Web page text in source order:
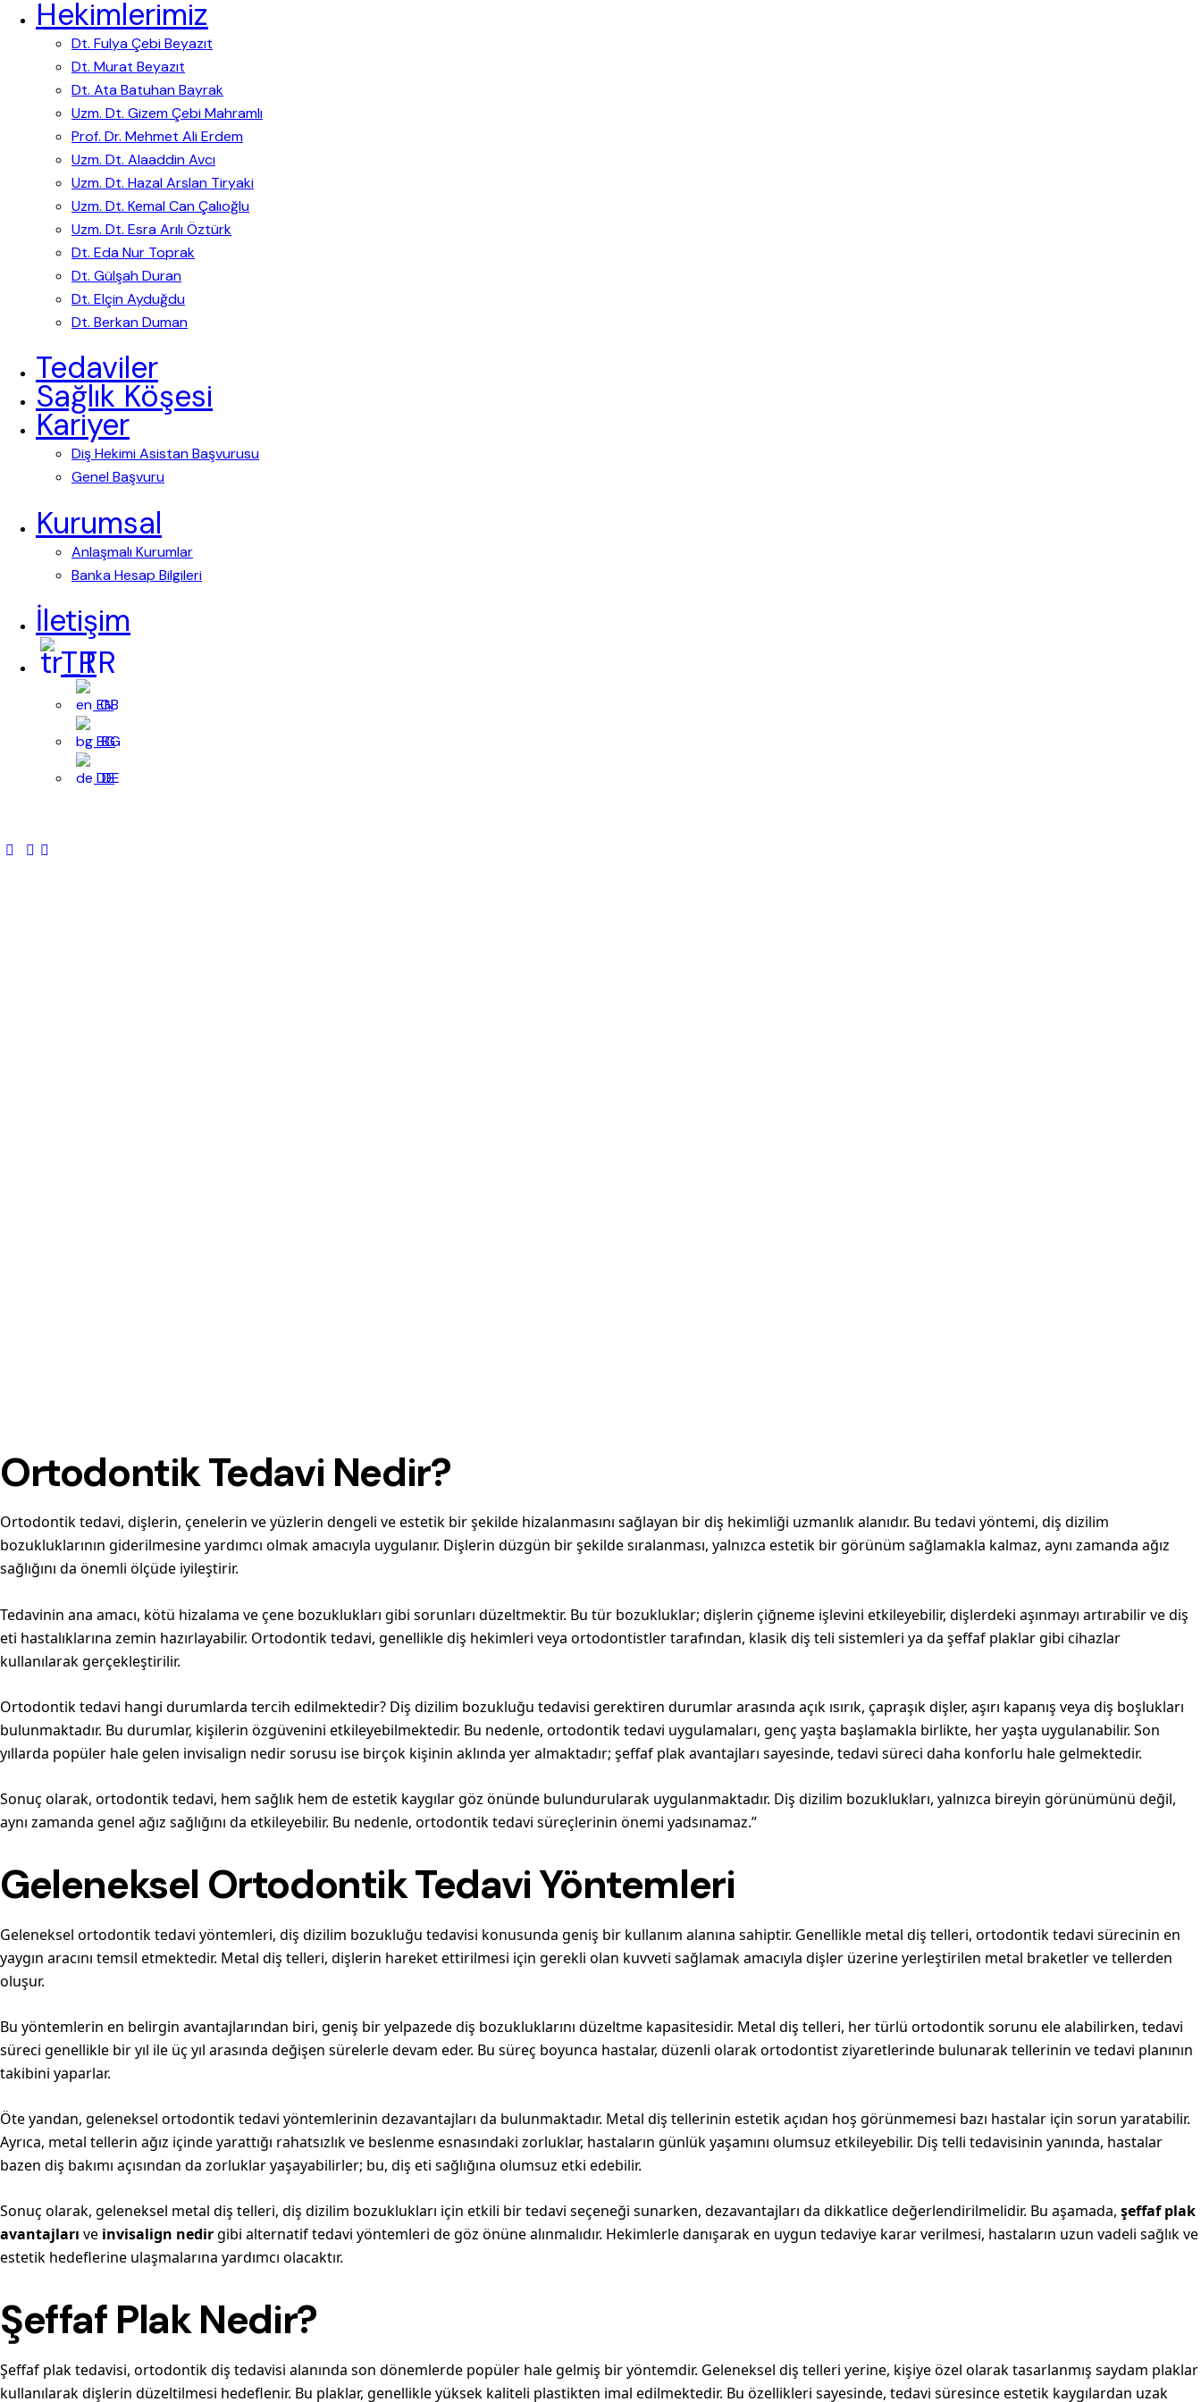
Hekimlerimiz
Dt. Fulya Çebi Beyazıt
Dt. Murat Beyazıt
Dt. Ata Batuhan Bayrak
Uzm. Dt. Gizem Çebi Mahramlı
Prof. Dr. Mehmet Ali Erdem
Uzm. Dt. Alaaddin Avcı
Uzm. Dt. Hazal Arslan Tiryaki
Uzm. Dt. Kemal Can Çalıoğlu
Uzm. Dt. Esra Arılı Öztürk
Dt. Eda Nur Toprak
Dt. Gülşah Duran
Dt. Elçin Ayduğdu
Dt. Berkan Duman
Tedaviler
Sağlık Köşesi
Kariyer
Diş Hekimi Asistan Başvurusu
Genel Başvuru
Kurumsal
Anlaşmalı Kurumlar
Banka Hesap Bilgileri
İletişim
TR
EN
BG
DE
Ortodontik Tedavi Nedir?
Ortodontik tedavi, dişlerin, çenelerin ve yüzlerin dengeli ve estetik bir şekilde hizalanmasını sağlayan bir diş hekimliği uzmanlık alanıdır. Bu tedavi yöntemi, diş dizilim
bozukluklarının giderilmesine yardımcı olmak amacıyla uygulanır. Dişlerin düzgün bir şekilde sıralanması, yalnızca estetik bir görünüm sağlamakla kalmaz, aynı zamanda ağız
sağlığını da önemli ölçüde iyileştirir.
Tedavinin ana amacı, kötü hizalama ve çene bozuklukları gibi sorunları düzeltmektir. Bu tür bozukluklar; dişlerin çiğneme işlevini etkileyebilir, dişlerdeki aşınmayı artırabilir ve diş
eti hastalıklarına zemin hazırlayabilir. Ortodontik tedavi, genellikle diş hekimleri veya ortodontistler tarafından, klasik diş teli sistemleri ya da şeffaf plaklar gibi cihazlar
kullanılarak gerçekleştirilir.
Ortodontik tedavi hangi durumlarda tercih edilmektedir? Diş dizilim bozukluğu tedavisi gerektiren durumlar arasında açık ısırık, çapraşık dişler, aşırı kapanış veya diş boşlukları
bulunmaktadır. Bu durumlar, kişilerin özgüvenini etkileyebilmektedir. Bu nedenle, ortodontik tedavi uygulamaları, genç yaşta başlamakla birlikte, her yaşta uygulanabilir. Son
yıllarda popüler hale gelen invisalign nedir sorusu ise birçok kişinin aklında yer almaktadır; şeffaf plak avantajları sayesinde, tedavi süreci daha konforlu hale gelmektedir.
Sonuç olarak, ortodontik tedavi, hem sağlık hem de estetik kaygılar göz önünde bulundurularak uygulanmaktadır. Diş dizilim bozuklukları, yalnızca bireyin görünümünü değil,
aynı zamanda genel ağız sağlığını da etkileyebilir. Bu nedenle, ortodontik tedavi süreçlerinin önemi yadsınamaz.”
Geleneksel Ortodontik Tedavi Yöntemleri
Geleneksel ortodontik tedavi yöntemleri, diş dizilim bozukluğu tedavisi konusunda geniş bir kullanım alanına sahiptir. Genellikle metal diş telleri, ortodontik tedavi sürecinin en
yaygın aracını temsil etmektedir. Metal diş telleri, dişlerin hareket ettirilmesi için gerekli olan kuvveti sağlamak amacıyla dişler üzerine yerleştirilen metal braketler ve tellerden
oluşur.
Bu yöntemlerin en belirgin avantajlarından biri, geniş bir yelpazede diş bozukluklarını düzeltme kapasitesidir. Metal diş telleri, her türlü ortodontik sorunu ele alabilirken, tedavi
süreci genellikle bir yıl ile üç yıl arasında değişen sürelerle devam eder. Bu süreç boyunca hastalar, düzenli olarak ortodontist ziyaretlerinde bulunarak tellerinin ve tedavi planının
takibini yaparlar.
Öte yandan, geleneksel ortodontik tedavi yöntemlerinin dezavantajları da bulunmaktadır. Metal diş tellerinin estetik açıdan hoş görünmemesi bazı hastalar için sorun yaratabilir.
Ayrıca, metal tellerin ağız içinde yarattığı rahatsızlık ve beslenme esnasındaki zorluklar, hastaların günlük yaşamını olumsuz etkileyebilir. Diş telli tedavisinin yanında, hastalar
bazen diş bakımı açısından da zorluklar yaşayabilirler; bu, diş eti sağlığına olumsuz etki edebilir.
Sonuç olarak, geleneksel metal diş telleri, diş dizilim bozuklukları için etkili bir tedavi seçeneği sunarken, dezavantajları da dikkatlice değerlendirilmelidir. Bu aşamada, şeffaf plak
avantajları ve invisalign nedirgibi alternatif tedavi yöntemleri de göz önüne alınmalıdır. Hekimlerle danışarak en uygun tedaviye karar verilmesi, hastaların uzun vadeli sağlık ve
estetik hedeflerine ulaşmalarına yardımcı olacaktır.
Şeffaf Plak Nedir?
Şeffaf plak tedavisi, ortodontik diş tedavisi alanında son dönemlerde popüler hale gelmiş bir yöntemdir. Geleneksel diş telleri yerine, kişiye özel olarak tasarlanmış saydam plaklar
kullanılarak dişlerin düzeltilmesi hedeflenir. Bu plaklar, genellikle yüksek kaliteli plastikten imal edilmektedir. Bu özellikleri sayesinde, tedavi süresince estetik kaygılardan uzak